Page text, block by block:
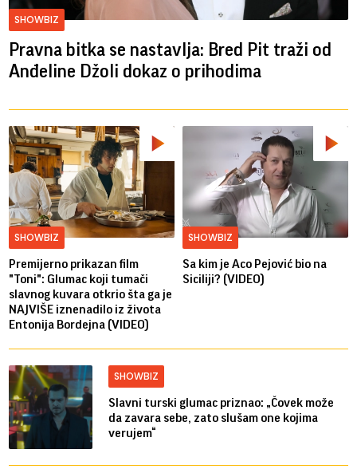
SHOWBIZ
Pravna bitka se nastavlja: Bred ​​Pit traži od
Anđeline Džoli dokaz o prihodima
SHOWBIZ
Premijerno prikazan film
"Toni": Glumac koji tumači
slavnog kuvara otkrio šta ga je
NAJVIŠE iznenadilo iz života
Entonija Bordejna (VIDEO)
SHOWBIZ
Sa kim je Aco Pejović bio na
Siciliji? (VIDEO)
SHOWBIZ
Slavni turski glumac priznao: „Čovek može
da zavara sebe, zato slušam one kojima
verujem“